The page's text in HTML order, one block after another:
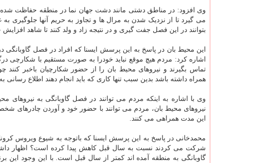
وی افزود: در مناطق دشتی مانند دشت جهان نما در منطقه حفاظت
می گیرد تا از نزدیک شدن به مرال ها و تجاوز به حریم آنها جلوگیری
بتوانند در این فصل جفت گیری و در نتیجه زاد و ولد کنند تا شاهد افزایش
این محیط بان در پاسخ به این پرسش ایسنا که افراد در فصل
اشاره کرد: مردم هیچ موقع نباید خودرا به صورت مستقیم با شکارچی
تماس بگیرند و نیروهای محیط بان را از حضور شکارچیان باخبر کنند
همراه داشته باشد بدین سبب تنها کاری که باید انجام دهند اطلاع رسانی
وی با اشاره به اینکه مردم می توانند در فصل گاوبانگی به نیروهای
نیروهای محیط بان، مردم می توانند با حضور خود و آوردن چادرهای
این مدت همراهی می کنند.
محمدخانی در پاسخ به این پرسش ایسنا که باتوجه به شیوع ویروس
شرکت می کردند نسبت به سال قبل کاهش پیدا کرده است؟ اظهار
گاوبانگی به منطقه آمده اند کمتر از سال قبل است. با این وجود